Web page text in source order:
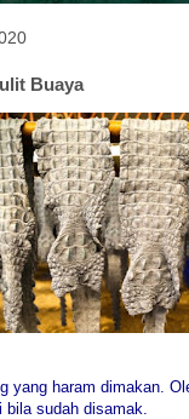
Buaya
yang haram dimakan.
bila sudah disamak.